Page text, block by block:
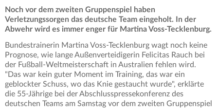
Noch vor dem zweiten Gruppenspiel haben
Verletzungssorgen das deutsche Team eingeholt. In der
Abwehr wird es immer enger für Martina Voss-Tecklenburg.
Bundestrainerin Martina Voss-Tecklenburg wagt noch keine
Prognose, wie lange Außenverteidigerin Felicitas Rauch bei
der Fußball-Weltmeisterschaft in Australien fehlen wird.
"Das war kein guter Moment im Training, das war ein
geblockter Schuss, wo das Knie gestaucht wurde", erklärte
die 55-Jährige bei der Abschlusspressekonferenz des
deutschen Teams am Samstag vor dem zweiten Gruppenspiel